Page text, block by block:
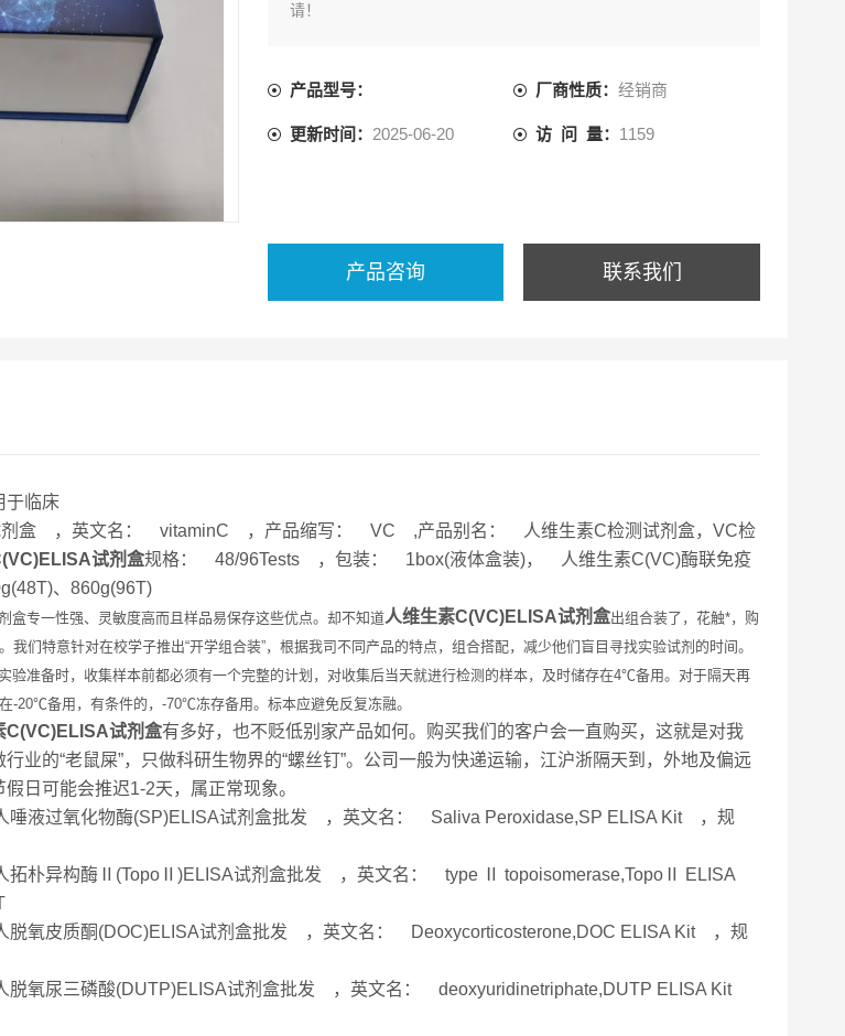
请！
产品型号： 厂商性质：经销商
更新时间： 2025-06-20 访 问 量： 1159
产品咨询 联系我们
于临床
剂盒 ，英文名： vitaminC ，产品缩写： VC ,产品别名： 人维生素C检测试剂盒，VC检
试剂盒规格： 48/96Tests ，包装： 1box(液体盒装)， 人维生素C(VC)酶联免疫
、860g(96T)
盒专一性强、灵敏度高而且样品易保存这些优点。却不知道人维生素C(VC)ELISA试剂盒出组合装了，花触*，购
我们特意针对在校学子推出“开学组合装”，根据我司不同产品的特点，组合搭配，减少他们盲目寻找实验试剂的时间。
验准备时，收集样本前都必须有一个完整的计划，对收集后当天就进行检测的样本，及时储存在4℃备用。对于隔天再
-20℃备用，有条件的，-70℃冻存备用。标本应避免反复冻融。
C(VC)ELISA试剂盒有多好，也不贬低别家产品如何。购买我们的客户会一直购买，这就是对我
业的“老鼠屎”，只做科研生物界的“螺丝钉”。公司一般为快递运输，江沪浙隔天到，外地及偏远
日可能会推迟1-2天，属正常现象。
唾液过氧化物酶(SP)ELISA试剂盒批发 ，英文名： Saliva Peroxidase,SP ELISA Kit ，规
拓朴异构酶Ⅱ(TopoⅡ)ELISA试剂盒批发 ，英文名： type Ⅱ topoisomerase,TopoⅡ ELISA
脱氧皮质酮(DOC)ELISA试剂盒批发 ，英文名： Deoxycorticosterone,DOC ELISA Kit ，规
脱氧尿三磷酸(DUTP)ELISA试剂盒批发 ，英文名： deoxyuridinetriphate,DUTP ELISA Kit